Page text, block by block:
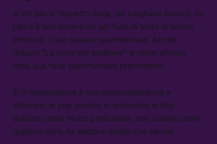
A: mi piace l’aspetto dada, da cinghiale bianco, mi
piace il suo essere un po’ fuori di testa in senso
artistico, il suo essere sperimentale. Anche
l’album “La voce del padrone” si nutre ancora
della sua fase sperimentale precedente.
S: è interessante il suo sperimentalismo e
alternato al pop perché in entrambe le fasi
Battiato resta molto particolare, non suona come
qualcun altro, fa sempre quello che pensa.